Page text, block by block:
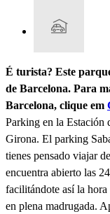
É turista? Este
de Barcelona. Para
Barcelona, clique em
Parking en la Estación
Girona. El parking
tienes pensado viajar
encuentra abierto las
facilitándote así la
en plena madrugada.